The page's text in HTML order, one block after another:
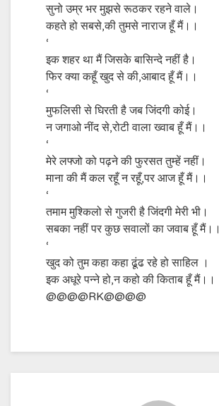
सुनो उम्र भर मुझसे रूठकर रहने वाले।
कहते हो सबसे,की तुमसे नाराज हूँ मैं।।
‘
इक शहर था मैं जिसके बासिन्दे नहीं है।
फिर क्या कहूँ खुद से की,आबाद हूँ मैं।।
‘
मुफलिसी से घिरती है जब जिंदगी कोई।
न जगाओ नींद से,रोटी वाला ख्वाब हूँ मैं।।
‘
मेरे लफ्जो को पढ़ने की फुरसत तुम्हें नहीं।
माना की मैं कल रहूँ न रहूँ,पर आज हूँ मैं।।
‘
तमाम मुश्किलो से गुजरी है जिंदगी मेरी भी।
सबका नहीं पर कुछ सवालों का जवाब हूँ मैं।।
‘
खुद को तुम कहा कहा ढूंढ रहे हो साहिल ।
इक अधूरे पन्ने हो,न कहो की किताब हूँ मैं।।
@@@@RK@@@@